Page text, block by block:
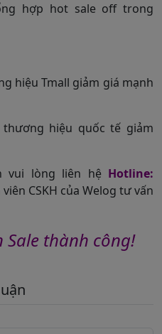
hợp hot sale off trong
hiệu Tmall giảm giá mạnh
thương hiệu quốc tế giảm
vui lòng liên hệ Hotline:
CSKH của Welog tư vấn
Sale thành công!